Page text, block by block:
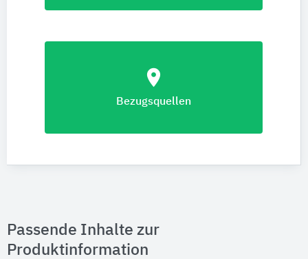
location_on
Bezugsquellen
Passende Inhalte zur
Produktinformation